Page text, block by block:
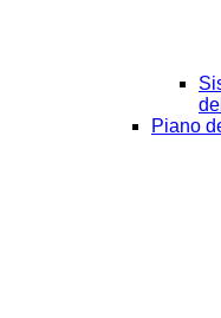
Piano